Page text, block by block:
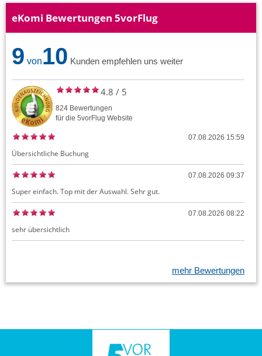
eKomi Bewertungen 5vorFlug
9 von10 Kunden empfehlen uns weiter
4.8 / 5
824 Bewertungen
für die 5vorFlug Website
07.08.2026 15:59
Übersichtliche Buchung
07.08.2026 09:37
Super einfach. Top mit der Auswahl. Sehr gut.
07.08.2026 08:22
sehr übersichtlich
mehr Bewertungen